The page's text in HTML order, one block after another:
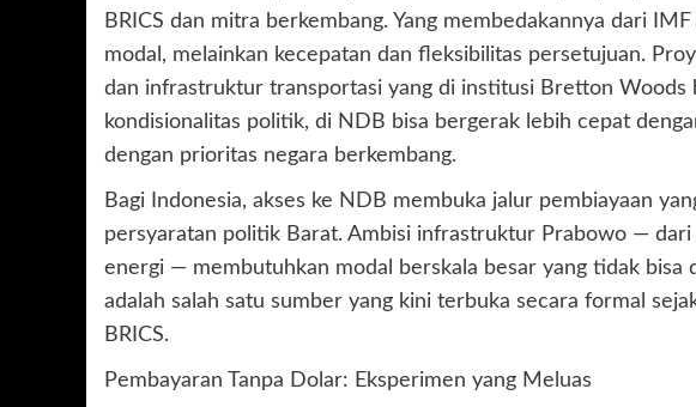
BRICS dan mitra berkembang. Yang membedakannya dari
modal, melainkan kecepatan dan fleksibilitas persetujuan.
dan infrastruktur transportasi yang di institusi Bretton Woods
kondisionalitas politik, di NDB bisa bergerak lebih cepat
dengan prioritas negara berkembang.
Bagi Indonesia, akses ke NDB membuka jalur pembiayaan
persyaratan politik Barat. Ambisi infrastruktur Prabowo —
energi — membutuhkan modal berskala besar yang tidak bisa
adalah salah satu sumber yang kini terbuka secara formal
BRICS.
Pembayaran Tanpa Dolar: Eksperimen yang Meluas